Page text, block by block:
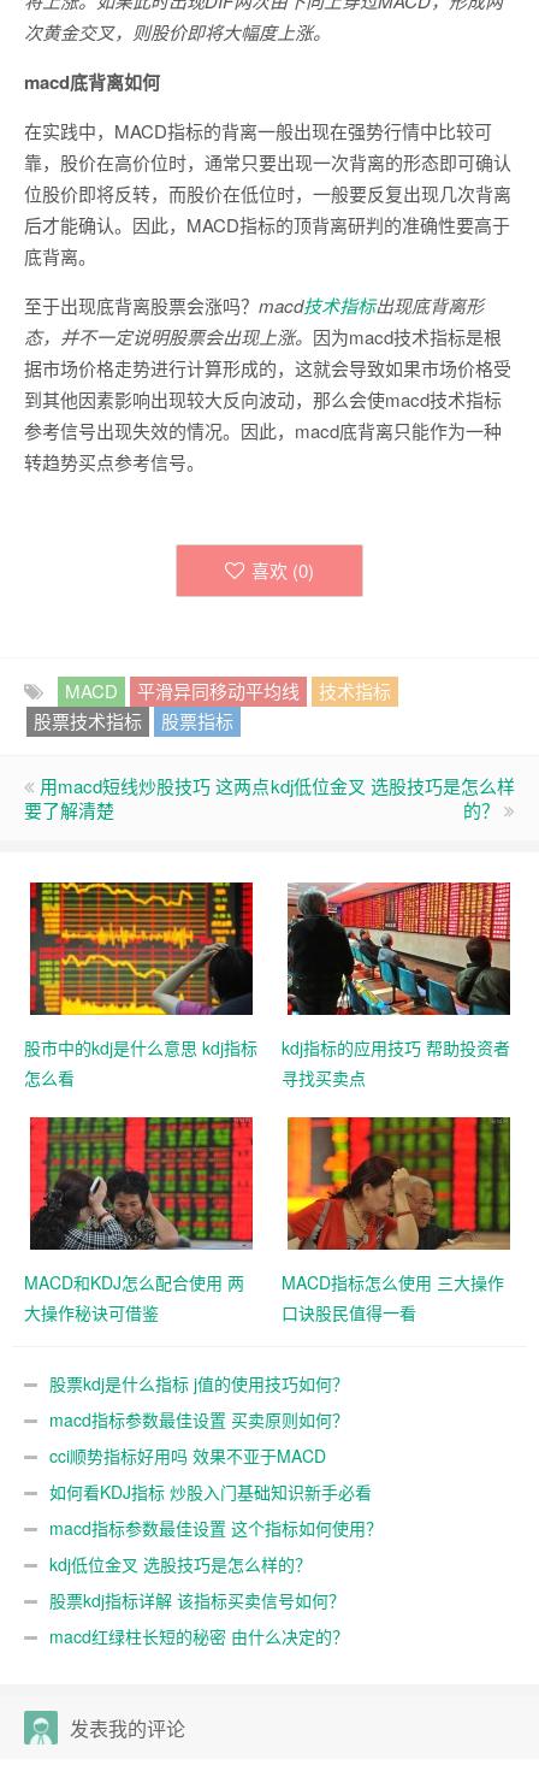
次黄金交叉，则股价即将大幅度上涨。
macd底背离如何
在实践中，MACD指标的背离一般出现在强势行情中比较可
靠，股价在高价位时，通常只要出现一次背离的形态即可确认
位股价即将反转，而股价在低位时，一般要反复出现几次背离
后才能确认。因此，MACD指标的顶背离研判的准确性要高于
底背离。
至于出现底背离股票会涨吗？ macd技术指标出现底背离形
态，并不一定说明股票会出现上涨。 因为macd技术指标是根
据市场价格走势进行计算形成的，这就会导致如果市场价格受
到其他因素影响出现较大反向波动，那么会使macd技术指标
参考信号出现失效的情况。因此，macd底背离只能作为一种
转趋势买点参考信号。
喜欢 (0)
MACD 平滑异同移动平均线
技术指标
股票技术指标
股票指标
用macd短线炒股技巧 这两点
要了解清楚
kdj低位金叉 选股技巧是怎么样
的？
股市中的kdj是什么意思 kdj指标
怎么看
kdj指标的应用技巧 帮助投资者
寻找买卖点
MACD和KDJ怎么配合使用 两
大操作秘诀可借鉴
MACD指标怎么使用 三大操作
口诀股民值得一看
股票kdj是什么指标 j值的使用技巧如何？
macd指标参数最佳设置 买卖原则如何？
cci顺势指标好用吗 效果不亚于MACD
如何看KDJ指标 炒股入门基础知识新手必看
macd指标参数最佳设置 这个指标如何使用？
kdj低位金叉 选股技巧是怎么样的？
股票kdj指标详解 该指标买卖信号如何？
macd红绿柱长短的秘密 由什么决定的？
发表我的评论